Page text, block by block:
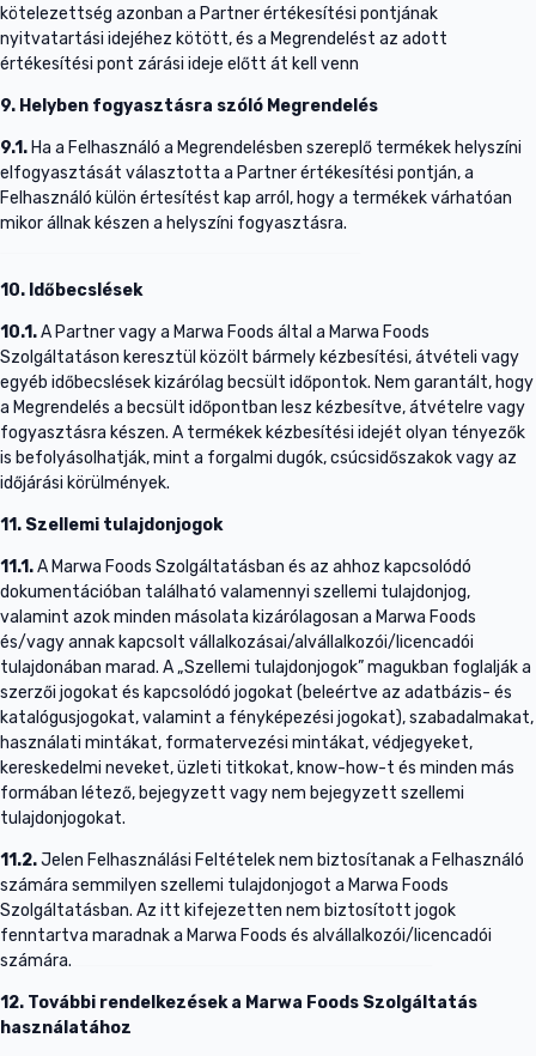
kötelezettség azonban a Partner értékesítési pontjának
nyitvatartási idejéhez kötött, és a Megrendelést az adott
értékesítési pont zárási ideje előtt át kell venn
9. Helyben fogyasztásra szóló Megrendelés
9.1. Ha a Felhasználó a Megrendelésben szereplő termékek helyszíni
elfogyasztását választotta a Partner értékesítési pontján, a
Felhasználó külön értesítést kap arról, hogy a termékek várhatóan
mikor állnak készen a helyszíni fogyasztásra.
10. Időbecslések
10.1.A Partner vagy a Marwa Foods által a Marwa Foods
Szolgáltatáson keresztül közölt bármely kézbesítési, átvételi vagy
egyéb időbecslések kizárólag becsült időpontok. Nem garantált, hogy
a Megrendelés a becsült időpontban lesz kézbesítve, átvételre vagy
fogyasztásra készen. A termékek kézbesítési idejét olyan tényezők
is befolyásolhatják, mint a forgalmi dugók, csúcsidőszakok vagy az
időjárási körülmények.
11. Szellemi tulajdonjogok
11.1.A Marwa Foods Szolgáltatásban és az ahhoz kapcsolódó
dokumentációban található valamennyi szellemi tulajdonjog,
valamint azok minden másolata kizárólagosan a Marwa Foods
és/vagy annak kapcsolt vállalkozásai/alvállalkozói/licencadói
tulajdonában marad. A „Szellemi tulajdonjogok” magukban foglalják a
szerzői jogokat és kapcsolódó jogokat (beleértve az adatbázis- és
katalógusjogokat, valamint a fényképezési jogokat), szabadalmakat,
használati mintákat, formatervezési mintákat, védjegyeket,
kereskedelmi neveket, üzleti titkokat, know-how-t és minden más
formában létező, bejegyzett vagy nem bejegyzett szellemi
tulajdonjogokat.
11.2.Jelen Felhasználási Feltételek nem biztosítanak a Felhasználó
számára semmilyen szellemi tulajdonjogot a Marwa Foods
Szolgáltatásban. Az itt kifejezetten nem biztosított jogok
fenntartva maradnak a Marwa Foods és alvállalkozói/licencadói
számára.
12. További rendelkezések a Marwa Foods Szolgáltatás
használatához